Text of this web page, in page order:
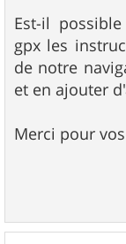
g
e
Est-il
gpx les
de notre
et en ajouter
Merci pour